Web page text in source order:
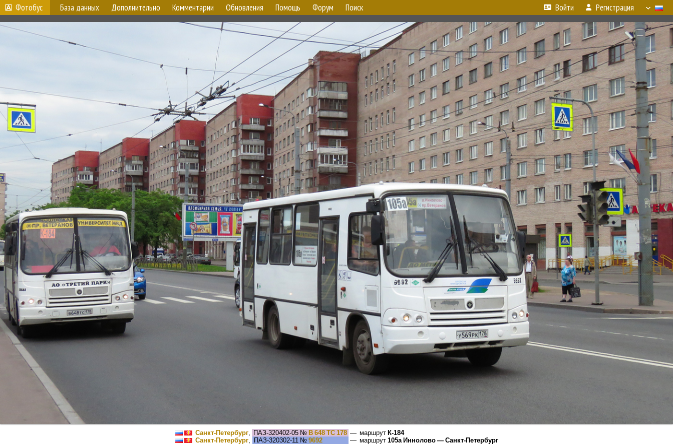
Фотобус База данных Дополнительно Комментарии Обновления Помощь Форум Поиск Войти Регистрация
Санкт-Петербург, ПАЗ-320402-05 № В 648 ТС 178 — маршрут К-184
Санкт-Петербург, ПАЗ-320302-11 № 9692 — маршрут 105а Иннолово — Санкт-Петербург